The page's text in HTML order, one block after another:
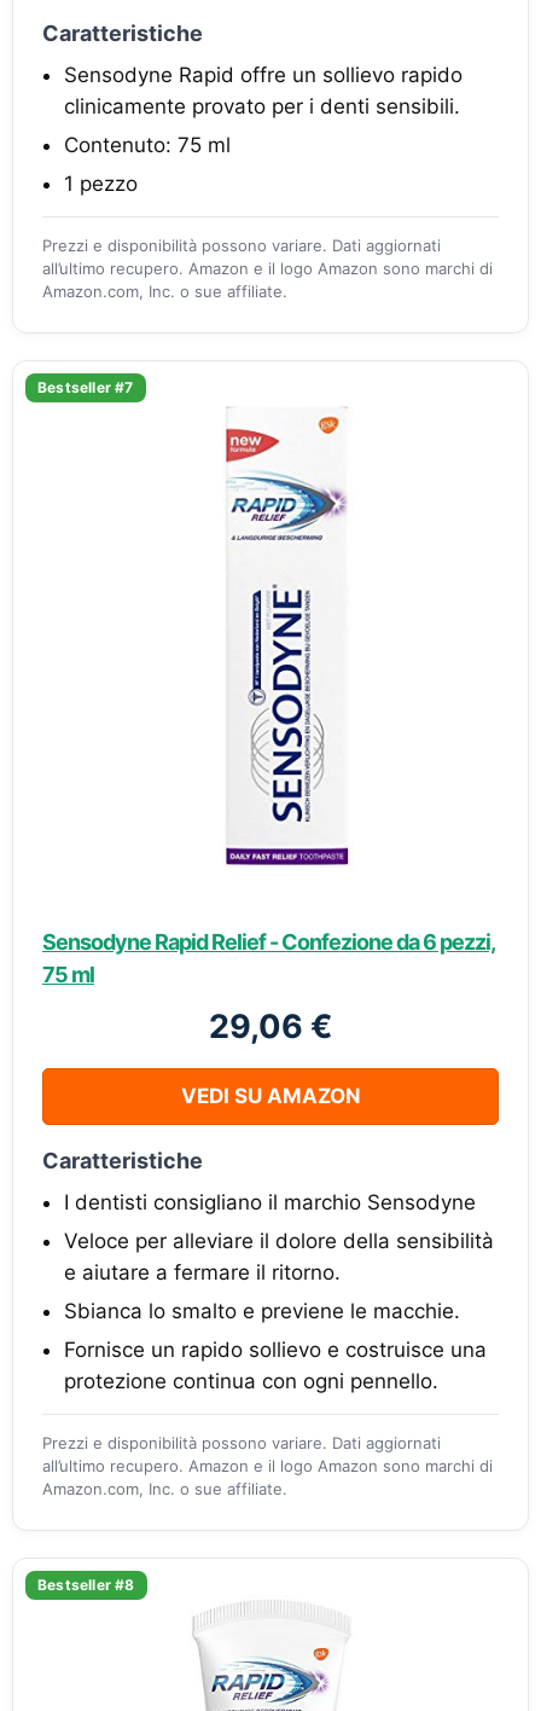
Caratteristiche
Sensodyne Rapid offre un sollievo rapido
clinicamente provato per i denti sensibili.
Contenuto: 75 ml
1 pezzo
Prezzi e disponibilità possono variare. Dati aggiornati
all’ultimo recupero. Amazon e il logo Amazon sono marchi di
Amazon.com, Inc. o sue affiliate.
Bestseller #7
Sensodyne Rapid Relief - Confezione da 6 pezzi,
75 ml
29,06 €
VEDI SU AMAZON
Caratteristiche
I dentisti consigliano il marchio Sensodyne
Veloce per alleviare il dolore della sensibilità
e aiutare a fermare il ritorno.
Sbianca lo smalto e previene le macchie.
Fornisce un rapido sollievo e costruisce una
protezione continua con ogni pennello.
Prezzi e disponibilità possono variare. Dati aggiornati
all’ultimo recupero. Amazon e il logo Amazon sono marchi di
Amazon.com, Inc. o sue affiliate.
Bestseller #8